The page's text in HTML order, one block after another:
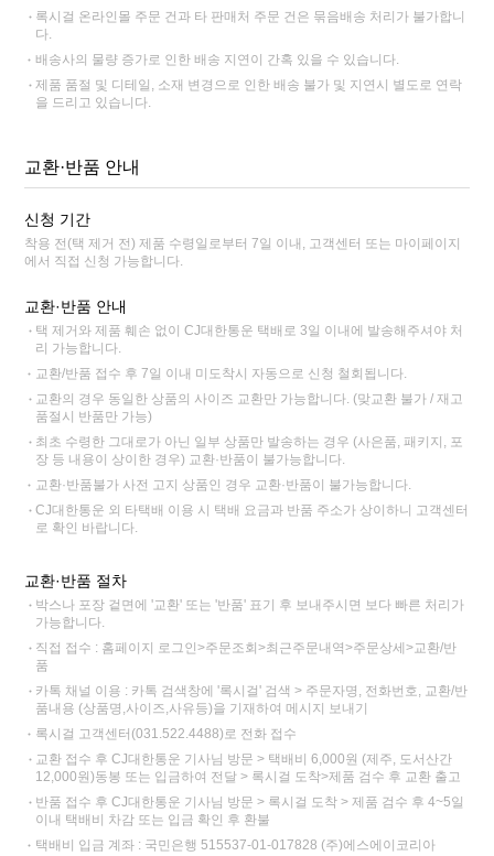
록시걸 온라인몰 주문 건과 타 판매처 주문 건은 묶음배송 처리가 불가합니
다.
배송사의 물량 증가로 인한 배송 지연이 간혹 있을 수 있습니다.
제품 품절 및 디테일, 소재 변경으로 인한 배송 불가 및 지연시 별도로 연락
을 드리고 있습니다.
교환·반품 안내
신청 기간
착용 전(택 제거 전) 제품 수령일로부터 7일 이내, 고객센터 또는 마이페이지
에서 직접 신청 가능합니다.
교환·반품 안내
택 제거와 제품 훼손 없이 CJ대한통운 택배로 3일 이내에 발송해주셔야 처
리 가능합니다.
교환/반품 접수 후 7일 이내 미도착시 자동으로 신청 철회됩니다.
교환의 경우 동일한 상품의 사이즈 교환만 가능합니다. (맞교환 불가 / 재고
품절시 반품만 가능)
최초 수령한 그대로가 아닌 일부 상품만 발송하는 경우 (사은품, 패키지, 포
장 등 내용이 상이한 경우) 교환·반품이 불가능합니다.
교환·반품불가 사전 고지 상품인 경우 교환·반품이 불가능합니다.
CJ대한통운 외 타택배 이용 시 택배 요금과 반품 주소가 상이하니 고객센터
로 확인 바랍니다.
교환·반품 절차
박스나 포장 겉면에 '교환' 또는 '반품' 표기 후 보내주시면 보다 빠른 처리가
가능합니다.
직접 접수 : 홈페이지 로그인>주문조회>최근주문내역>주문상세>교환/반
품
카톡 채널 이용 : 카톡 검색창에 '록시걸' 검색 > 주문자명, 전화번호, 교환/반
품내용 (상품명,사이즈,사유등)을 기재하여 메시지 보내기
록시걸 고객센터(031.522.4488)로 전화 접수
교환 접수 후 CJ대한통운 기사님 방문 > 택배비 6,000원 (제주, 도서산간
12,000원)동봉 또는 입금하여 전달 > 록시걸 도착>제품 검수 후 교환 출고
반품 접수 후 CJ대한통운 기사님 방문 > 록시걸 도착 > 제품 검수 후 4~5일
이내 택배비 차감 또는 입금 확인 후 환불
택배비 입금 계좌 : 국민은행 515537-01-017828 (주)에스에이코리아